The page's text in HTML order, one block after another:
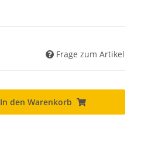
Frage zum Artikel
In den Warenkorb